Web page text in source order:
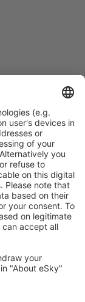
anulare.
utilizatorii
cabane,
eSky